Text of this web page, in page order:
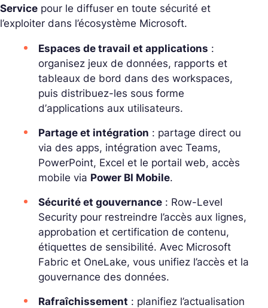
Service pour le diffuser en toute sécurité et
l’exploiter dans l’écosystème Microsoft.
Espaces de travail et applications :
organisez jeux de données, rapports et
tableaux de bord dans des workspaces,
puis distribuez-les sous forme
d’applications aux utilisateurs.
Partage et intégration : partage direct ou
via des apps, intégration avec Teams,
PowerPoint, Excel et le portail web, accès
mobile via Power BI Mobile.
Sécurité et gouvernance : Row-Level
Security pour restreindre l’accès aux lignes,
approbation et certification de contenu,
étiquettes de sensibilité. Avec Microsoft
Fabric et OneLake, vous unifiez l’accès et la
gouvernance des données.
Rafraîchissement : planifiez l’actualisation